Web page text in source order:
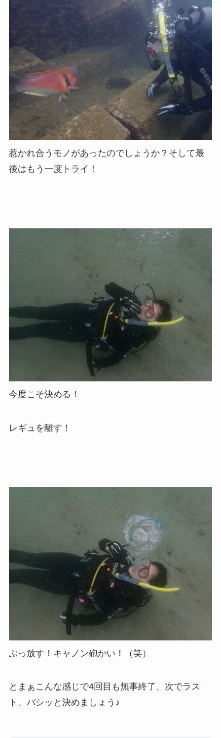
惹かれ合うモノがあったのでしょうか？そして最
後はもう一度トライ！
今度こそ決める！
レギュを離す！
ぶっ放す！キャノン砲かい！（笑）
とまぁこんな感じで4回目も無事終了、次でラス
ト、バシッと決めましょう♪